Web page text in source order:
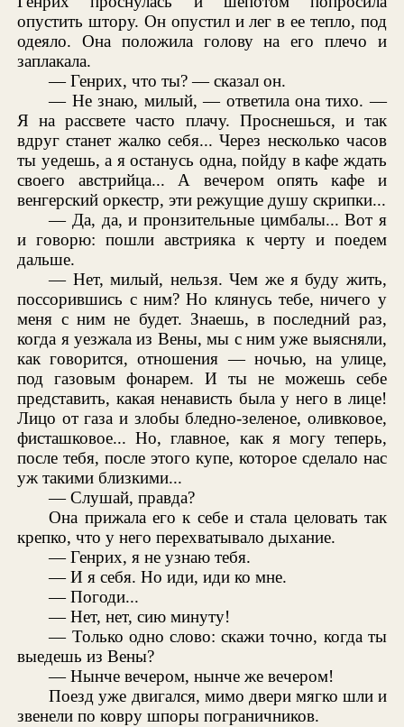
опустить штору. Он опустил и лег в ее тепло, под
одеяло. Она положила голову на его плечо и
заплакала.
— Генрих, что ты? — сказал он.
— Не знаю, милый, — ответила она тихо. —
Я на рассвете часто плачу. Проснешься, и так
вдруг станет жалко себя... Через несколько часов
ты уедешь, а я останусь одна, пойду в кафе ждать
своего австрийца... А вечером опять кафе и
венгерский оркестр, эти режущие душу скрипки...
— Да, да, и пронзительные цимбалы... Вот я
и говорю: пошли австрияка к черту и поедем
дальше.
— Нет, милый, нельзя. Чем же я буду жить,
поссорившись с ним? Но клянусь тебе, ничего у
меня с ним не будет. Знаешь, в последний раз,
когда я уезжала из Вены, мы с ним уже выясняли,
как говорится, отношения — ночью, на улице,
под газовым фонарем. И ты не можешь себе
представить, какая ненависть была у него в лице!
Лицо от газа и злобы бледно-зеленое, оливковое,
фисташковое... Но, главное, как я могу теперь,
после тебя, после этого купе, которое сделало нас
уж такими близкими...
— Слушай, правда?
Она прижала его к себе и стала целовать так
крепко, что у него перехватывало дыхание.
— Генрих, я не узнаю тебя.
— И я себя. Но иди, иди ко мне.
— Погоди...
— Нет, нет, сию минуту!
— Только одно слово: скажи точно, когда ты
выедешь из Вены?
— Нынче вечером, нынче же вечером!
Поезд уже двигался, мимо двери мягко шли и
звенели по ковру шпоры пограничников.